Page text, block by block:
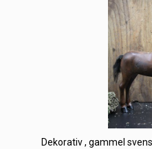
Dekorativ , gammel